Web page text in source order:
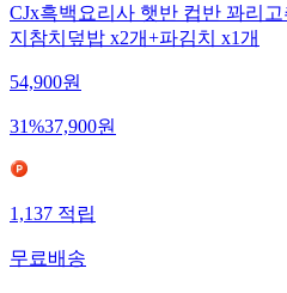
CJx흑백요리사 햇반 컵반 꽈리
지참치덮밥 x2개+파김치 x1개
54,900원
31%37,900원
1,137적립
무료배송